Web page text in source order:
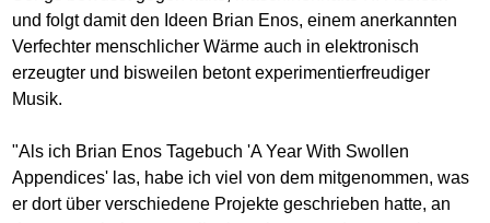
und folgt damit den Ideen Brian Enos, einem anerkannten
Verfechter menschlicher Wärme auch in elektronisch
erzeugter und bisweilen betont experimentierfreudiger
Musik.
"Als ich Brian Enos Tagebuch 'A Year With Swollen
Appendices' las, habe ich viel von dem mitgenommen, was
er dort über verschiedene Projekte geschrieben hatte, an